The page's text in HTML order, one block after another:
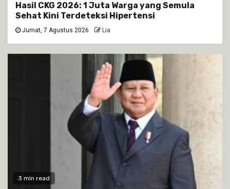
Hasil CKG 2026: 1 Juta Warga yang Semula
Sehat Kini Terdeteksi Hipertensi
Jumat, 7 Agustus 2026 Lia
3 min read